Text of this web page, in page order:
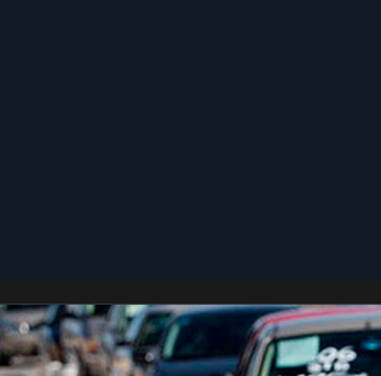
venta
Latest